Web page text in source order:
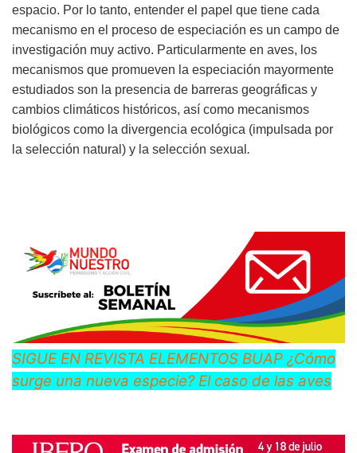
espacio. Por lo tanto, entender el papel que tiene cada
mecanismo en el proceso de especiación es un campo de
investigación muy activo. Particularmente en aves, los
mecanismos que promueven la especiación mayormente
estudiados son la presencia de barreras geográficas y
cambios climáticos históricos, así como mecanismos
biológicos como la divergencia ecológica (impulsada por
la selección natural) y la selección sexual .
SIGUE EN REVISTA ELEMENTOS BUAP ¿Cómo
surge una nueva especie? El caso de las aves